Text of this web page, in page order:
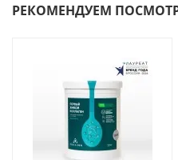
РЕКОМЕНДУЕМ